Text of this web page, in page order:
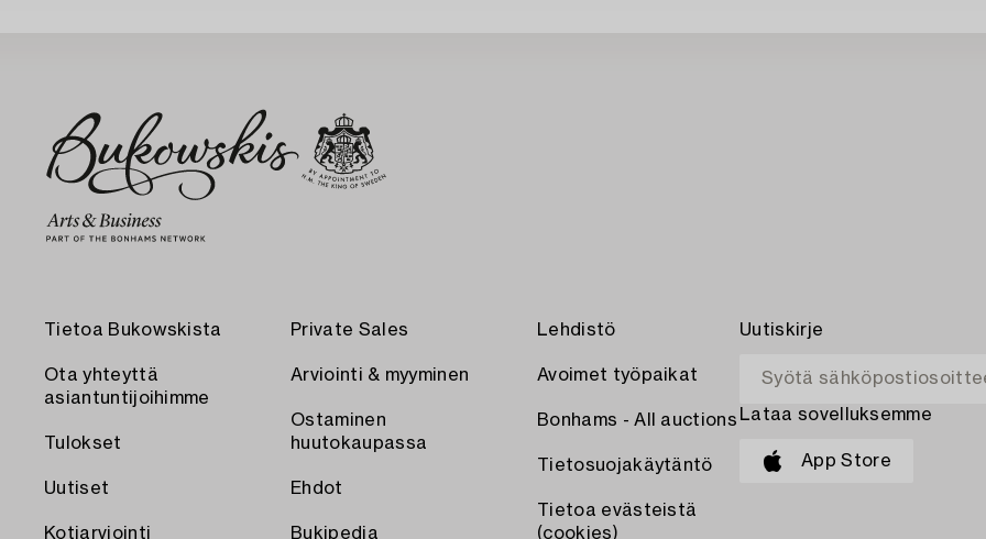
Tietoa Bukowskista
Ota yhteyttä
asiantuntijoihimme
Tulokset
Uutiset
Kotiarviointi
Private Sales
Arviointi & myyminen
Ostaminen
huutokaupassa
Ehdot
Bukipedia
Lehdistö
Avoimet työpaikat
Bonhams - All auctions
Tietosuojakäytäntö
Tietoa evästeistä
(cookies)
Uutiskirje
Lataa sovelluksemme
App Store